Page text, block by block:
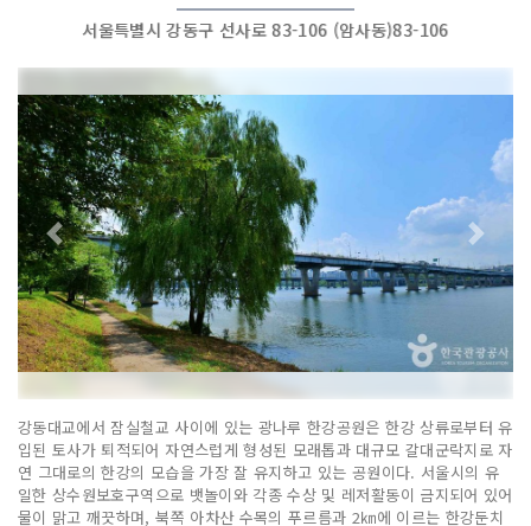
서울특별시 강동구 선사로 83-106 (암사동)83-106
강동대교에서 잠실철교 사이에 있는 광나루 한강공원은 한강 상류로부터 유
입된 토사가 퇴적되어 자연스럽게 형성된 모래톱과 대규모 갈대군락지로 자
연 그대로의 한강의 모습을 가장 잘 유지하고 있는 공원이다. 서울시의 유
일한 상수원보호구역으로 뱃놀이와 각종 수상 및 레저활동이 금지되어 있어
물이 맑고 깨끗하며, 북쪽 아차산 수목의 푸르름과 2㎞에 이르는 한강둔치